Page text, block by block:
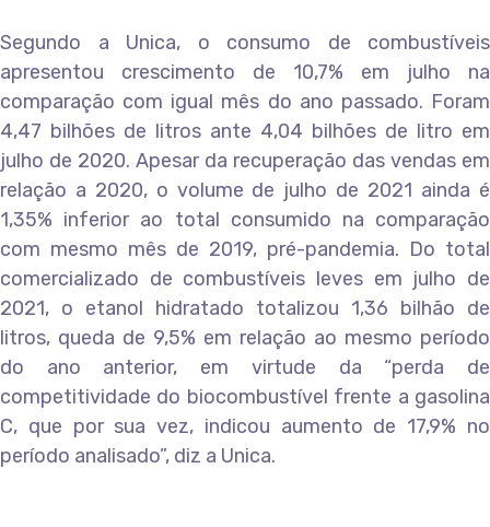
Segundo a Unica, o consumo de combustíveis
apresentou crescimento de 10,7% em julho na
comparação com igual mês do ano passado. Foram
4,47 bilhões de litros ante 4,04 bilhões de litro em
julho de 2020. Apesar da recuperação das vendas em
relação a 2020, o volume de julho de 2021 ainda é
1,35% inferior ao total consumido na comparação
com mesmo mês de 2019, pré-pandemia. Do total
comercializado de combustíveis leves em julho de
2021, o etanol hidratado totalizou 1,36 bilhão de
litros, queda de 9,5% em relação ao mesmo período
do ano anterior, em virtude da “perda de
competitividade do biocombustível frente a gasolina
C, que por sua vez, indicou aumento de 17,9% no
período analisado”, diz a Unica.